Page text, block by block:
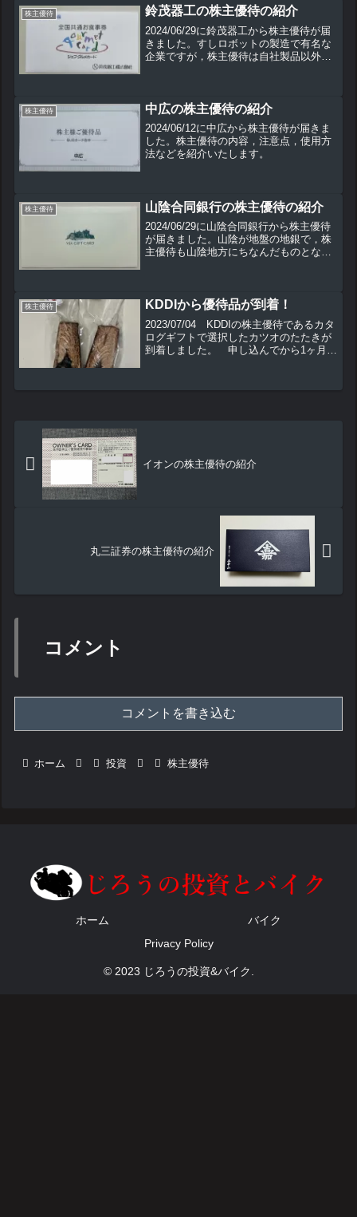
で年1回，...
株主優待 鈴茂器工の株主優待の紹介
2024/06/29に鈴茂器工から株主優待が届
きました。すしロボットの製造で有名な
企業ですが，株主優待は自社製品以外で
株主優待 中広の株主優待の紹介
2024/06/12に中広から株主優待が届きま
した。株主優待の内容，注意点，使用方
法などを紹介いたします。
株主優待 山陰合同銀行の株主優待の紹介
2024/06/29に山陰合同銀行から株主優待
が届きました。山陰が地盤の地銀で，株
主優待も山陰地方にちなんだものとなっ
株主優待 KDDIから優待品が到着！
2023/07/04 KDDIの株主優待であるカタ
ログギフトで選択したカツオのたたきが
到着しました。 申し込んでから1ヶ月弱
まで参考程度に。 携帯電話の三大キ
イオンの株主優待の紹介
丸三証券の株主優待の紹介
コメント
コメントを書き込む
ホーム 投資 株主優待
ホーム
バイク
Privacy Policy
© 2023 じろうの投資&バイク.